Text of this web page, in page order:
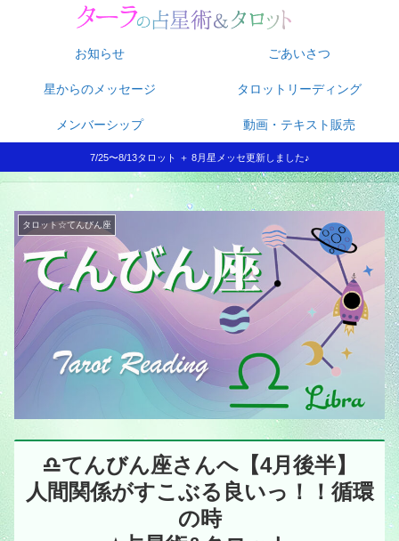
お知らせ ごあいさつ
星からのメッセージ タロットリーディング
メンバーシップ 動画・テキスト販売
7/25〜8/13タロット ＋ 8月星メッセ更新しました♪
タロット☆てんびん座
♎️てんびん座さんへ【4月後半】
人間関係がすこぶる良いっ！！循環
の時